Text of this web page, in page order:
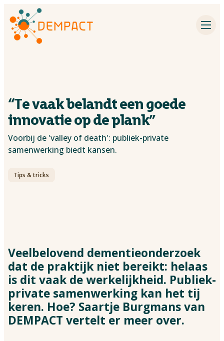
Impactpartners
Dementieonderzoek
Contact
“Te vaak belandt een goede
innovatie op de plank”
Voorbij de 'valley of death': publiek-private
samenwerking biedt kansen.
Tips & tricks
Veelbelovend dementieonderzoek
dat de praktijk niet bereikt: helaas
is dit vaak de werkelijkheid. Publiek-
private samenwerking kan het tij
keren. Hoe? Saartje Burgmans van
DEMPACT vertelt er meer over.